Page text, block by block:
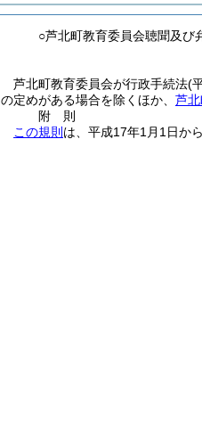
○芦北町教育委員会聴聞及び
芦北町教育委員会が行政手続法(
の定めがある場合を除くほか、 芦
附 則
この規則 は、平成17年1月1日か